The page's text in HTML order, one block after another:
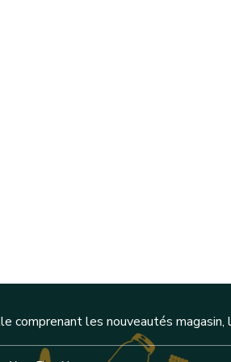
comprenant les nouveautés